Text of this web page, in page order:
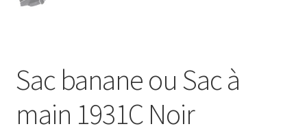
Sac banane ou Sac à
main 1931C Noir